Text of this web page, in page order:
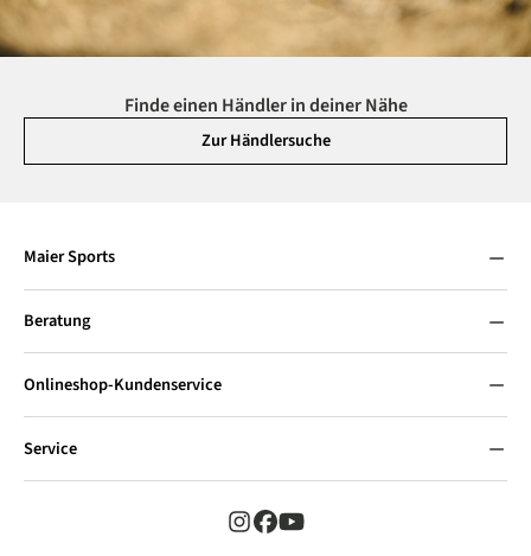
Finde einen Händler in deiner Nähe
Zur Händlersuche
Maier Sports
Beratung
Onlineshop-Kundenservice
Service